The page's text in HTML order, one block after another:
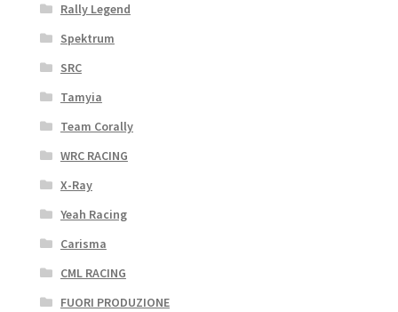
Rally Legend
Spektrum
SRC
Tamyia
Team Corally
WRC RACING
X-Ray
Yeah Racing
Carisma
CML RACING
FUORI PRODUZIONE